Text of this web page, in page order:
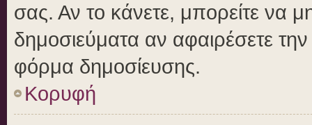
σας. Αν το κάνετε, μπορείτε να
δημοσιεύματα αν αφαιρέσετε
φόρμα δημοσίευσης.
Κορυφή